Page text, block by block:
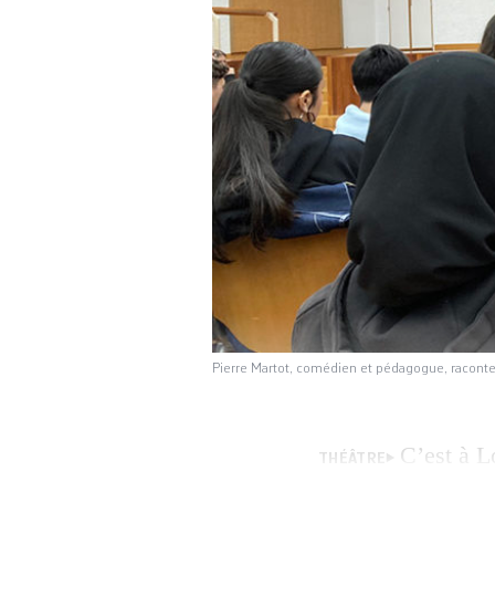
Pierre Martot, comédien et pédagogue,
THÉÂTRE
C’est à